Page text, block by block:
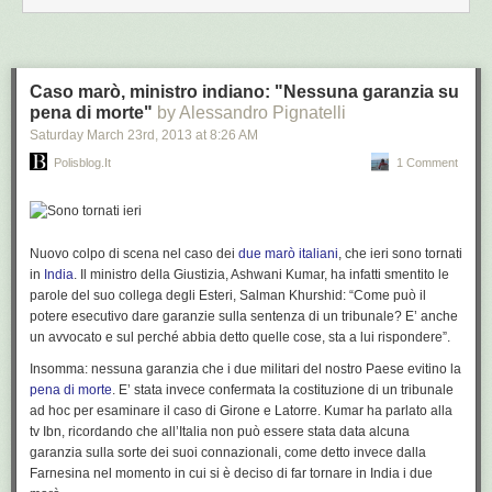
Massimiliano e Salvatore
E oggi, fatto irrituale, il Capo di Stato maggiore della Marina, De Giorgi, è
a Brindisi per incontrare gli ufficiali responsabili della sua forza armata,
Malumore che però, dai militari sta passando anche ai diplomatici, ed ha
Esteri è ritenuto il responsabile della figuraccia, iniziata l’anno scorso
con la timidezza nel rivendicare i diritti dei marò con l’India, proseguita
con l’annuncio della permanenza in Italia di Girone e Latorre nonostante
gli accordi, e culminata con il rientro in India quando le autorità di New
Delhi hanno minacciato l’arresto del nostro ambasciatore. Sul Corriere
Maurizio Caprara parla di “Farnesina a pezzi”, e cita un diplomatico che
dice:
Abbiamo ricevuto un danno alla nostra credibilità e ce lo
porteremo sempre dietro. Un diplomatico che ha davanti a
sé venti anni di carriera sa che i suoi interlocutori
Caso marò, ministro indiano: "Nessuna garanzia su
pena di morte" by Alessandro Pignatelli
Saturday March 23rd , 2013 at 8:26 AM
Polisblog.it 1 Comment
Nuovo colpo di scena nel caso dei due marò italiani, che ieri sono tornati
in India. Il ministro della Giustizia, Ashwani Kumar, ha infatti smentito le
parole del suo collega degli Esteri, Salman Khurshid: “Come può il
potere esecutivo dare garanzie sulla sentenza di un tribunale? E’ anche
un avvocato e sul perché abbia detto quelle cose, sta a lui rispondere”.
Insomma: nessuna garanzia che i due militari del nostro Paese evitino la
pena di morte. E’ stata invece confermata la costituzione di un tribunale
ad hoc per esaminare il caso di Girone e Latorre. Kumar ha parlato alla
tv Ibn, ricordando che all’Italia non può essere stata data alcuna
garanzia sulla sorte dei suoi connazionali, come detto invece dalla
Farnesina nel momento in cui si è deciso di far tornare in India i due